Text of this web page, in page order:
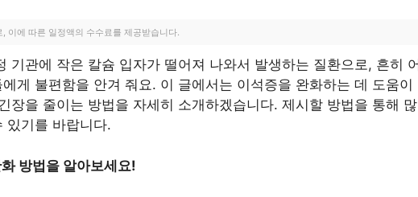
이에 따른 일정액의 수수료를 제공받습니다.
기관에 작은 칼슘 입자가 떨어져 나와서 발생하는 질환으로, 흔히
게 불편함을 안겨 줘요. 이 글에서는 이석증을 완화하는 데 도움이
장을 줄이는 방법을 자세히 소개하겠습니다. 제시할 방법을 통해
있기를 바랍니다.
방법을 알아보세요!